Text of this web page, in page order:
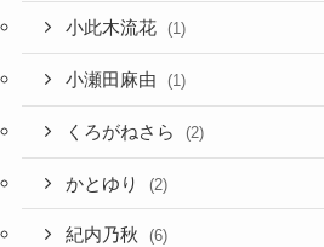
小此木流花 (1)
小瀬田麻由 (1)
くろがねさら (2)
かとゆり (2)
紀内乃秋 (6)